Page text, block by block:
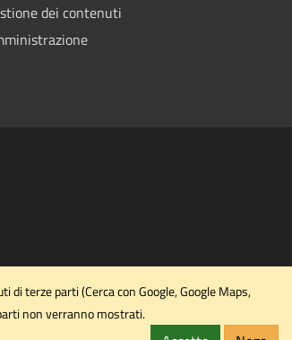
dei contenuti
terze parti (Cerca con Google, Google Maps,
non verranno mostrati.